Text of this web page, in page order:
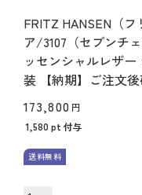
FRITZ HANSEN（
ア/3107（セブンチ
ッセンシャルレザ
装 【納期】ご注文
173,800
1,580 pt 付与
送料無料